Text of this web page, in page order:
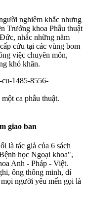
nghiêm khắc nhưng
Trưởng khoa Phẫu thuật
nhắc những năm
cứu tại các vùng bom
việc chuyên môn,
khó khăn.
ca phẫu thuật.
giao ban
là tác giả của 6 sách
học Ngoại khoa",
Anh - Pháp - Việt.
ông thông minh, dí
người yêu mến gọi là